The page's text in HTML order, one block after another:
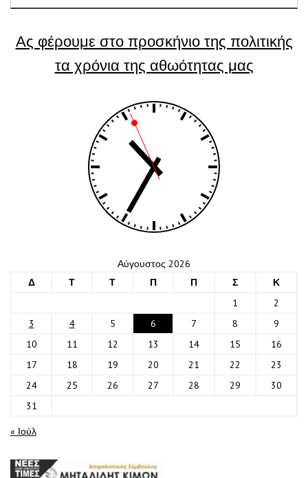
Ας φέρουμε στο προσκήνιο της πολιτικής
τα χρόνια της αθωότητας μας
Αύγουστος 2026
Δ
Τ Τ Π Π Σ
Κ
1
2
3
4 5 6 7 8
9
10
11 12 13 14 15
16
17
18 19 20 21 22
23
24
25 26 27 28 29
30
31
« Ιούλ